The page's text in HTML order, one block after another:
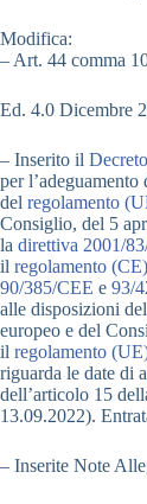
Modifica:
– Art. 44 comma
Ed. 4.0 Dicembre
– Inserito il
per
del regolamento
Consiglio, del 5
la direttiva 2001/
il regolamento
90/385/CEE e 93/
alle disposizioni del
europeo e del
il regolamento
riguarda le date di
dell’articolo 15
13.09.2022).
– Inserite Note